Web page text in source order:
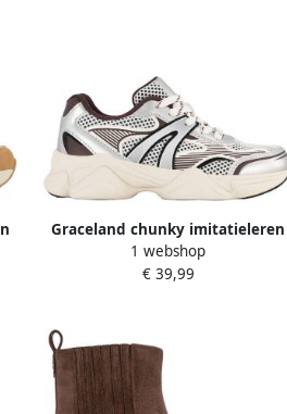
Graceland chunky imitatieleren
sneakers zilver bruin
1 webshop
€ 39,99